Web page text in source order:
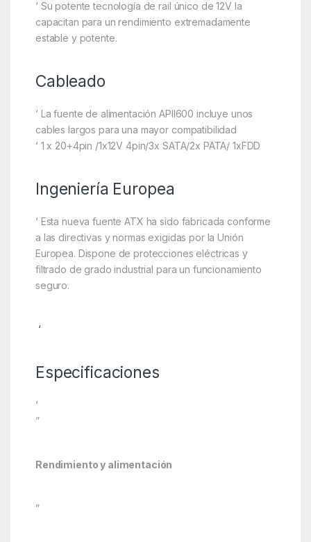
‘ Su potente tecnología de rail único de 12V la
capacitan para un rendimiento extremadamente
estable y potente.
Cableado
‘ La fuente de alimentación APII600 incluye unos
cables largos para una mayor compatibilidad
‘ 1 x 20+4pin /1x12V 4pin/3x SATA/2x PATA/ 1xFDD
Ingeniería Europea
‘ Esta nueva fuente ATX ha sido fabricada conforme
a las directivas y normas exigidas por la Unión
Europea. Dispone de protecciones eléctricas y
filtrado de grado industrial para un funcionamiento
seguro.
‘
Especificaciones
‘
”
Rendimiento y alimentación
”